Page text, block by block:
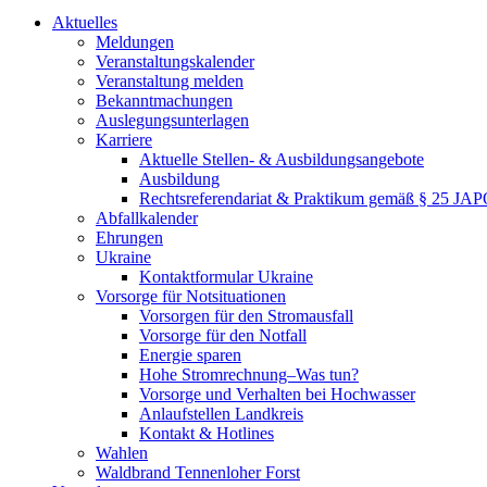
Aktuelles
Meldungen
Veranstaltungskalender
Veranstaltung melden
Bekanntmachungen
Auslegungsunterlagen
Karriere
Aktuelle Stellen- & Ausbildungsangebote
Ausbildung
Rechtsreferendariat & Praktikum gemäß § 25
Abfallkalender
Ehrungen
Ukraine
Kontaktformular Ukraine
Vorsorge für Notsituationen
Vorsorgen für den Stromausfall
Vorsorge für den Notfall
Energie sparen
Hohe Stromrechnung–Was tun?
Vorsorge und Verhalten bei Hochwasser
Anlaufstellen Landkreis
Kontakt & Hotlines
Wahlen
Waldbrand Tennenloher Forst